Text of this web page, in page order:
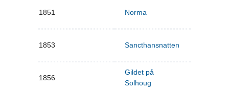
1851 Norma
1853 Sancthansnatten
1856
Gildet på
Solhoug